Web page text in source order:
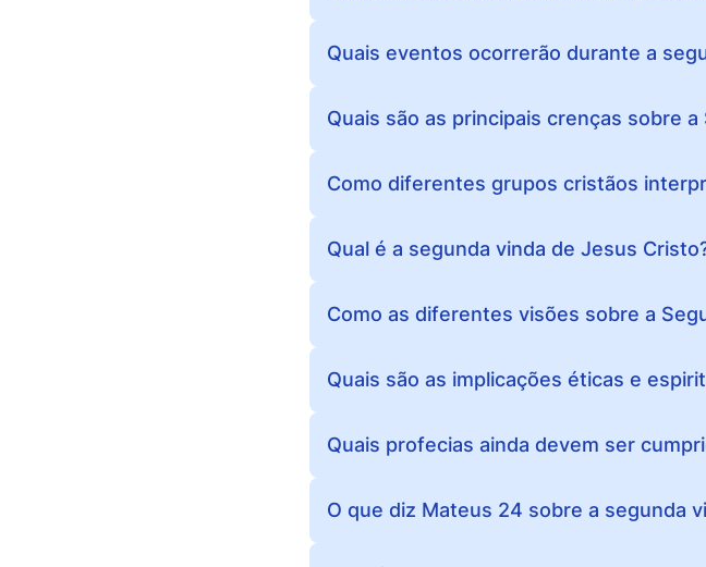
Quais eventos ocorrerão durante a
Quais são as principais crenças sobre a
Como diferentes grupos cristãos
Qual é a segunda vinda de Jesus
Como as diferentes visões sobre a
Quais são as implicações éticas e
Quais profecias ainda devem ser
O que diz Mateus 24 sobre a segunda